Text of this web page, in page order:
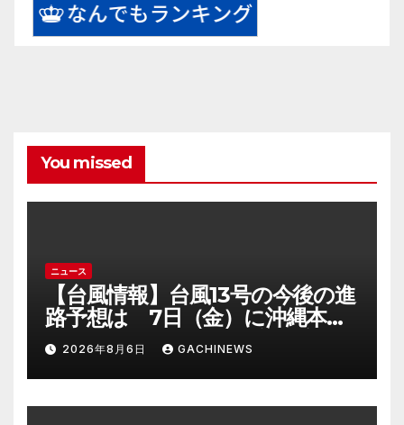
You missed
ニュース
【台風情報】台風13号の今後の進
路予想は 7日（金）に沖縄本島
に直撃するおそれ 一部の家屋
が倒壊するおそれがある猛烈な
風が吹く見込み(FNNプライムオ
ンライン)
2026年8月6日 GACHINEWS